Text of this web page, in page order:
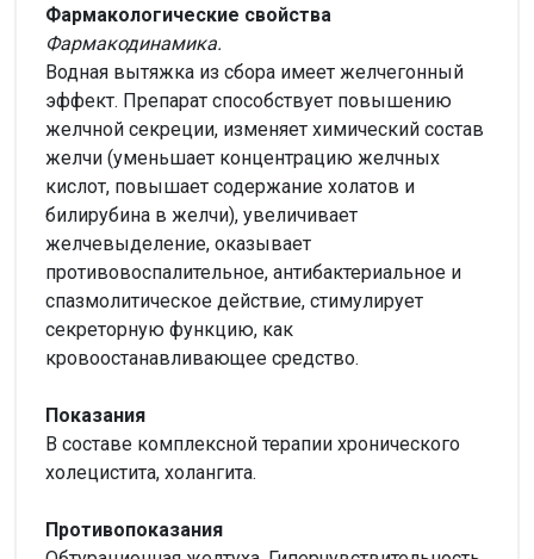
Фармакологические свойства
Фармакодинамика.
Водная вытяжка из сбора имеет желчегонный
эффект. Препарат способствует повышению
желчной секреции, изменяет химический состав
желчи (уменьшает концентрацию желчных
кислот, повышает содержание холатов и
билирубина в желчи), увеличивает
желчевыделение, оказывает
противовоспалительное, антибактериальное и
спазмолитическое действие, стимулирует
секреторную функцию, как
кровоостанавливающее средство.
Показания
В составе комплексной терапии хронического
холецистита, холангита.
Противопоказания